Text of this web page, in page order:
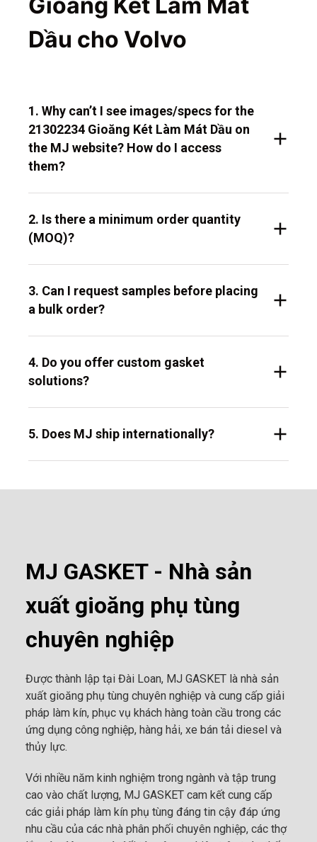
Dầu cho Volvo
1. Why can’t I see images/specs for the
21302234 Gioăng Két Làm Mát Dầu on
the MJ website? How do I access
them?
2. Is there a minimum order quantity
(MOQ)?
3. Can I request samples before placing
a bulk order?
4. Do you offer custom gasket
solutions?
5. Does MJ ship internationally?
MJ GASKET - Nhà sản
xuất gioăng phụ tùng
chuyên nghiệp
Được thành lập tại Đài Loan, MJ GASKET là nhà sản
xuất gioăng phụ tùng chuyên nghiệp và cung cấp giải
pháp làm kín, phục vụ khách hàng toàn cầu trong các
ứng dụng công nghiệp, hàng hải, xe bán tải diesel và
thủy lực.
Với nhiều năm kinh nghiệm trong ngành và tập trung
cao vào chất lượng, MJ GASKET cam kết cung cấp
các giải pháp làm kín phụ tùng đáng tin cậy đáp ứng
nhu cầu của các nhà phân phối chuyên nghiệp, các thợ